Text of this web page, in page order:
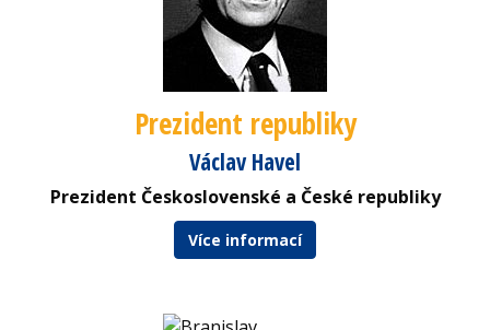
Prezident republiky
Václav Havel
Prezident Československé a České republiky
Více informací